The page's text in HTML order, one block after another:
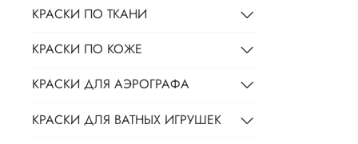
КРАСКИ ПО ТКАНИ
КРАСКИ ПО КОЖЕ
КРАСКИ ДЛЯ АЭРОГРАФА
КРАСКИ ДЛЯ ВАТНЫХ ИГРУШЕК